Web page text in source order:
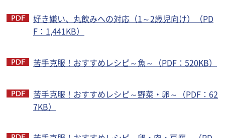
好き嫌い、丸飲みへの対応（1～2歳児向け）（PD
F：1,441KB）
苦手克服！おすすめレシピ～魚～（PDF：520KB）
苦手克服！おすすめレシピ～野菜・卵～（PDF：62
7KB）